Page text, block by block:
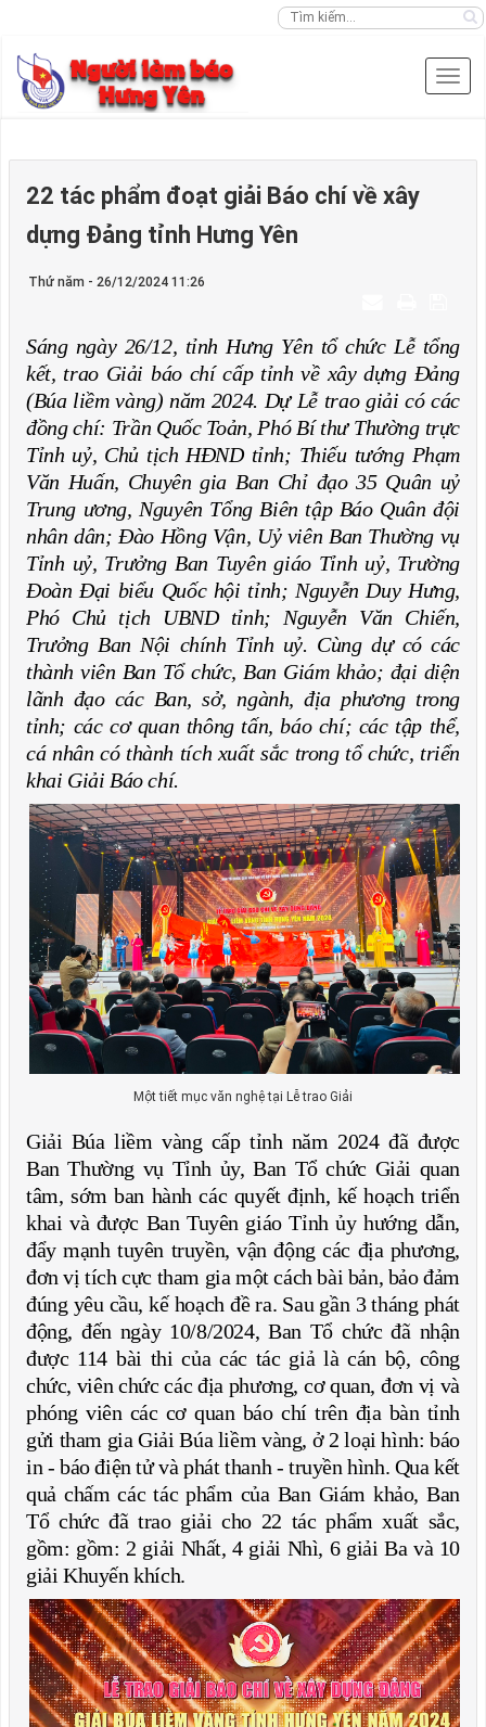
22 tác phẩm đoạt giải Báo chí về xây
dựng Đảng tỉnh Hưng Yên
Thứ năm - 26/12/2024 11:26
Sáng ngày 26/12, tỉnh Hưng Yên tổ chức Lễ tổng
kết, trao Giải báo chí cấp tỉnh về xây dựng Đảng
(Búa liềm vàng) năm 2024. Dự Lễ trao giải có các
đồng chí: Trần Quốc Toản, Phó Bí thư Thường trực
Tỉnh uỷ, Chủ tịch HĐND tỉnh; Thiếu tướng Phạm
Văn Huấn, Chuyên gia Ban Chỉ đạo 35 Quân uỷ
Trung ương, Nguyên Tổng Biên tập Báo Quân đội
nhân dân; Đào Hồng Vận, Uỷ viên Ban Thường vụ
Tỉnh uỷ, Trưởng Ban Tuyên giáo Tỉnh uỷ, Trường
Đoàn Đại biểu Quốc hội tỉnh; Nguyễn Duy Hưng,
Phó Chủ tịch UBND tỉnh; Nguyễn Văn Chiến,
Trưởng Ban Nội chính Tỉnh uỷ. Cùng dự có các
thành viên Ban Tổ chức, Ban Giám khảo; đại diện
lãnh đạo các Ban, sở, ngành, địa phương trong
tỉnh; các cơ quan thông tấn, báo chí; các tập thể,
cá nhân có thành tích xuất sắc trong tổ chức, triển
khai Giải Báo chí.
Một tiết mục văn nghệ tại Lễ trao Giải
Giải Búa liềm vàng cấp tỉnh năm 2024 đã được
Ban Thường vụ Tỉnh ủy, Ban Tổ chức Giải quan
tâm, sớm ban hành các quyết định, kế hoạch triển
khai và được Ban Tuyên giáo Tỉnh ủy hướng dẫn,
đẩy mạnh tuyên truyền, vận động các địa phương,
đơn vị tích cực tham gia một cách bài bản, bảo đảm
đúng yêu cầu, kế hoạch đề ra. Sau gần 3 tháng phát
động, đến ngày 10/8/2024, Ban Tổ chức đã nhận
được 114 bài thi của các tác giả là cán bộ, công
chức, viên chức các địa phương, cơ quan, đơn vị và
phóng viên các cơ quan báo chí trên địa bàn tỉnh
gửi tham gia Giải Búa liềm vàng, ở 2 loại hình: báo
in - báo điện tử và phát thanh - truyền hình. Qua kết
quả chấm các tác phẩm của Ban Giám khảo, Ban
Tổ chức đã trao giải cho 22 tác phẩm xuất sắc,
gồm: gồm: 2 giải Nhất, 4 giải Nhì, 6 giải Ba và 10
giải Khuyến khích.